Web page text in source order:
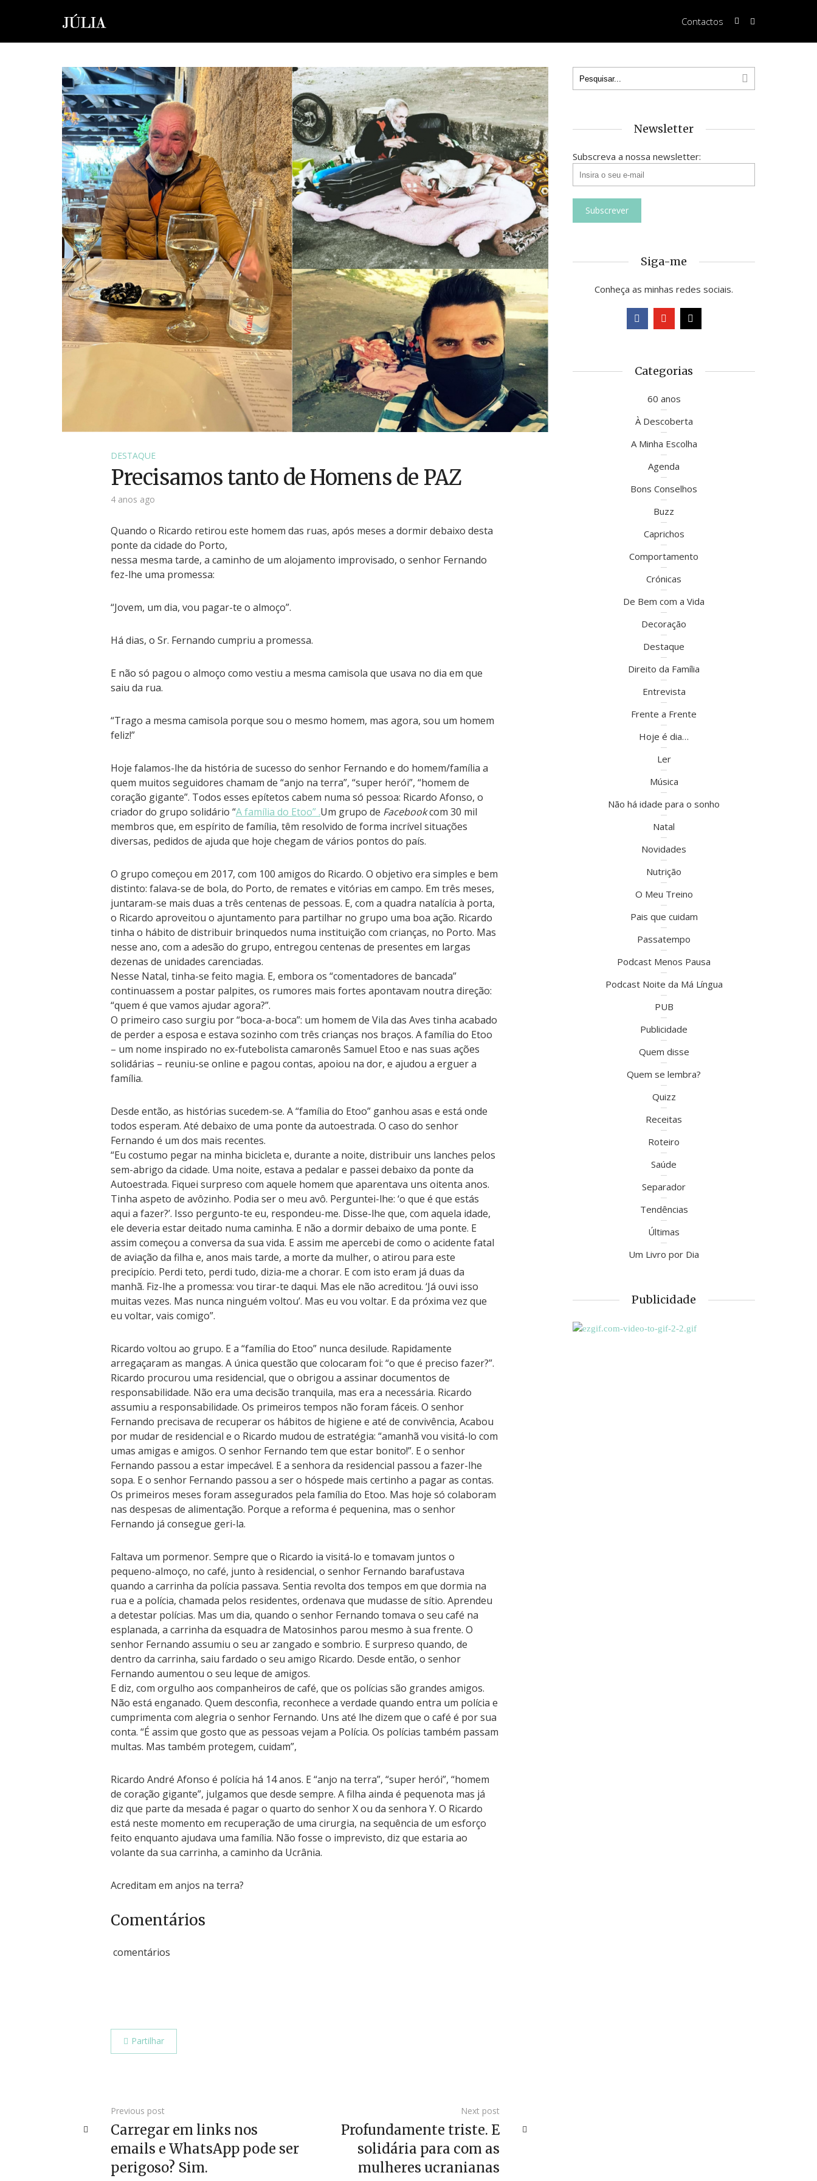
Contactos
DESTAQUE
Precisamos tanto de Homens de PAZ
4 anos ago
Quando o Ricardo retirou este homem das ruas, após meses a dormir debaixo desta
ponte da cidade do Porto,
nessa mesma tarde, a caminho de um alojamento improvisado, o senhor Fernando
fez-lhe uma promessa:
“Jovem, um dia, vou pagar-te o almoço”.
Há dias, o Sr. Fernando cumpriu a promessa.
E não só pagou o almoço como vestiu a mesma camisola que usava no dia em que
saiu da rua.
“Trago a mesma camisola porque sou o mesmo homem, mas agora, sou um homem
feliz!”
Hoje falamos-lhe da história de sucesso do senhor Fernando e do homem/família a
quem muitos seguidores chamam de “anjo na terra”, “super herói”, “homem de
coração gigante”. Todos esses epítetos cabem numa só pessoa: Ricardo Afonso, o
criador do grupo solidário “A família do Etoo” .Um grupo de Facebookcom 30 mil
membros que, em espírito de família, têm resolvido de forma incrível situações
diversas, pedidos de ajuda que hoje chegam de vários pontos do país.
O grupo começou em 2017, com 100 amigos do Ricardo. O objetivo era simples e bem
distinto: falava-se de bola, do Porto, de remates e vitórias em campo. Em três meses,
juntaram-se mais duas a três centenas de pessoas. E, com a quadra natalícia à porta,
o Ricardo aproveitou o ajuntamento para partilhar no grupo uma boa ação. Ricardo
tinha o hábito de distribuir brinquedos numa instituição com crianças, no Porto. Mas
nesse ano, com a adesão do grupo, entregou centenas de presentes em largas
dezenas de unidades carenciadas.
Nesse Natal, tinha-se feito magia. E, embora os “comentadores de bancada”
continuassem a postar palpites, os rumores mais fortes apontavam noutra direção:
“quem é que vamos ajudar agora?”.
O primeiro caso surgiu por “boca-a-boca”: um homem de Vila das Aves tinha acabado
de perder a esposa e estava sozinho com três crianças nos braços. A família do Etoo
– um nome inspirado no ex-futebolista camaronês Samuel Etoo e nas suas ações
solidárias – reuniu-se online e pagou contas, apoiou na dor, e ajudou a erguer a
família.
Desde então, as histórias sucedem-se. A “família do Etoo” ganhou asas e está onde
todos esperam. Até debaixo de uma ponte da autoestrada. O caso do senhor
Fernando é um dos mais recentes.
“Eu costumo pegar na minha bicicleta e, durante a noite, distribuir uns lanches pelos
sem-abrigo da cidade. Uma noite, estava a pedalar e passei debaixo da ponte da
Autoestrada. Fiquei surpreso com aquele homem que aparentava uns oitenta anos.
Tinha aspeto de avôzinho. Podia ser o meu avô. Perguntei-lhe: ‘o que é que estás
aqui a fazer?’. Isso pergunto-te eu, respondeu-me. Disse-lhe que, com aquela idade,
ele deveria estar deitado numa caminha. E não a dormir debaixo de uma ponte. E
assim começou a conversa da sua vida. E assim me apercebi de como o acidente fatal
de aviação da filha e, anos mais tarde, a morte da mulher, o atirou para este
precipício. Perdi teto, perdi tudo, dizia-me a chorar. E com isto eram já duas da
manhã. Fiz-lhe a promessa: vou tirar-te daqui. Mas ele não acreditou. ‘Já ouvi isso
muitas vezes. Mas nunca ninguém voltou’. Mas eu vou voltar. E da próxima vez que
eu voltar, vais comigo”.
Ricardo voltou ao grupo. E a “família do Etoo” nunca desilude. Rapidamente
arregaçaram as mangas. A única questão que colocaram foi: “o que é preciso fazer?”.
Ricardo procurou uma residencial, que o obrigou a assinar documentos de
responsabilidade. Não era uma decisão tranquila, mas era a necessária. Ricardo
assumiu a responsabilidade. Os primeiros tempos não foram fáceis. O senhor
Fernando precisava de recuperar os hábitos de higiene e até de convivência, Acabou
por mudar de residencial e o Ricardo mudou de estratégia: “amanhã vou visitá-lo com
umas amigas e amigos. O senhor Fernando tem que estar bonito!”. E o senhor
Fernando passou a estar impecável. E a senhora da residencial passou a fazer-lhe
sopa. E o senhor Fernando passou a ser o hóspede mais certinho a pagar as contas.
Os primeiros meses foram assegurados pela família do Etoo. Mas hoje só colaboram
nas despesas de alimentação. Porque a reforma é pequenina, mas o senhor
Fernando já consegue geri-la.
Faltava um pormenor. Sempre que o Ricardo ia visitá-lo e tomavam juntos o
pequeno-almoço, no café, junto à residencial, o senhor Fernando barafustava
quando a carrinha da polícia passava. Sentia revolta dos tempos em que dormia na
rua e a polícia, chamada pelos residentes, ordenava que mudasse de sítio. Aprendeu
a detestar polícias. Mas um dia, quando o senhor Fernando tomava o seu café na
esplanada, a carrinha da esquadra de Matosinhos parou mesmo à sua frente. O
senhor Fernando assumiu o seu ar zangado e sombrio. E surpreso quando, de
dentro da carrinha, saiu fardado o seu amigo Ricardo. Desde então, o senhor
Fernando aumentou o seu leque de amigos.
E diz, com orgulho aos companheiros de café, que os polícias são grandes amigos.
Não está enganado. Quem desconfia, reconhece a verdade quando entra um polícia e
cumprimenta com alegria o senhor Fernando. Uns até lhe dizem que o café é por sua
conta. “É assim que gosto que as pessoas vejam a Polícia. Os polícias também passam
multas. Mas também protegem, cuidam”,
Ricardo André Afonso é polícia há 14 anos. E “anjo na terra”, “super herói”, “homem
de coração gigante”, julgamos que desde sempre. A filha ainda é pequenota mas já
diz que parte da mesada é pagar o quarto do senhor X ou da senhora Y. O Ricardo
está neste momento em recuperação de uma cirurgia, na sequência de um esforço
feito enquanto ajudava uma família. Não fosse o imprevisto, diz que estaria ao
volante da sua carrinha, a caminho da Ucrânia.
Acreditam em anjos na terra?
Comentários
comentários
Partilhar
Previous post
Carregar em links nos
emails e WhatsApp pode ser
perigoso? Sim.
Next post
Profundamente triste. E
solidária para com as
mulheres ucranianas
Newsletter
Subscreva a nossa newsletter:
Siga-me
Conheça as minhas redes sociais.
Categorias
60 anos
À Descoberta
A Minha Escolha
Agenda
Bons Conselhos
Buzz
Caprichos
Comportamento
Crónicas
De Bem com a Vida
Decoração
Destaque
Direito da Família
Entrevista
Frente a Frente
Hoje é dia…
Ler
Música
Não há idade para o sonho
Natal
Novidades
Nutrição
O Meu Treino
Pais que cuidam
Passatempo
Podcast Menos Pausa
Podcast Noite da Má Língua
PUB
Publicidade
Quem disse
Quem se lembra?
Quizz
Receitas
Roteiro
Saúde
Separador
Tendências
Últimas
Um Livro por Dia
Publicidade